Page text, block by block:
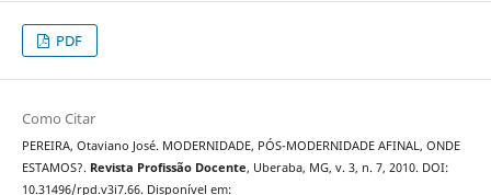
PDF
Como Citar
PEREIRA, Otaviano José. MODERNIDADE, PÓS-MODERNIDADE AFINAL, ONDE
ESTAMOS?. Revista Profissão Docente, Uberaba, MG, v. 3, n. 7, 2010. DOI:
10.31496/rpd.v3i7.66. Disponível em: